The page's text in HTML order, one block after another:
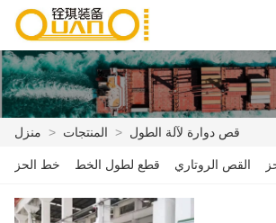
منزل
المنتجات
العربية বাংলা ভাষার English
منزل > المنتجات > قص دوارة لآلة الطول
خط الحز قطع لطول الخط القص الروتاري